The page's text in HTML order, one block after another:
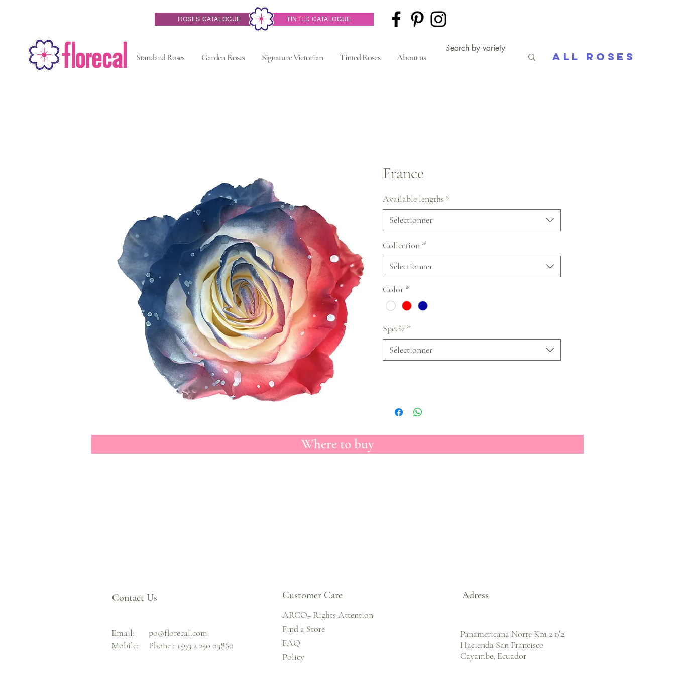
ROSES CATALOGUE TINTED CATALOGUE
Standard Roses Garden Roses Signature Victorian Tinted Roses About us All Roses
France
Available lengths *
Sélectionner
Collection *
Sélectionner
Color *
Specie *
Sélectionner
Where to buy
Contact Us
Email:
Mobile:
po@florecal.com
Phone : +593 2 250 03860
Customer Care
ARCO+ Rights Attention
Find a Store
FAQ
Policy
Adress
Panamericana Norte Km 2 1/2
Hacienda San Francisco
Cayambe, Ecuador